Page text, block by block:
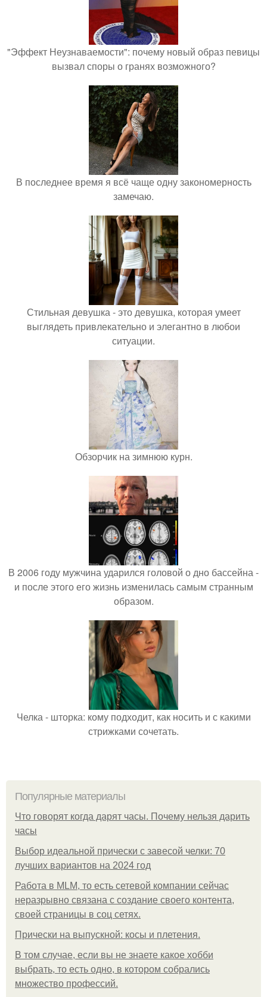
"Эффект Неузнаваемости": почему новый образ певицы
вызвал споры о гранях возможного?
В последнее время я всё чаще одну закономерность
замечаю.
Стильная девушка - это девушка, которая умеет
выглядеть привлекательно и элегантно в любои
ситуации.
Обзорчик на зимнюю курн.
В 2006 году мужчина ударился головой о дно бассейна -
и после этого его жизнь изменилась самым странным
образом.
Челка - шторка: кому подходит, как носить и с какими
стрижками сочетать.
Популярные материалы
Что говорят когда дарят часы. Почему нельзя дарить
часы
Выбор идеальной прически с завесой челки: 70
лучших вариантов на 2024 год
Работа в MLM, то есть сетевой компании сейчас
неразрывно связана с создание своего контента,
своей страницы в соц сетях.
Прически на выпускной: косы и плетения.
В том случае, если вы не знаете какое хобби
выбрать, то есть одно, в котором собрались
множество профессий.